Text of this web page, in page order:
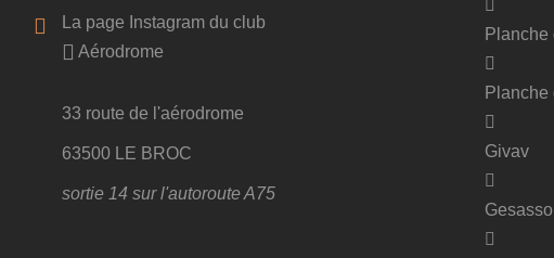
La page Instagram du club
Aérodrome
33 route de l'aérodrome
63500 LE BROC
sortie 14 sur l'autoroute A75
Planche
Givav
Gesasso